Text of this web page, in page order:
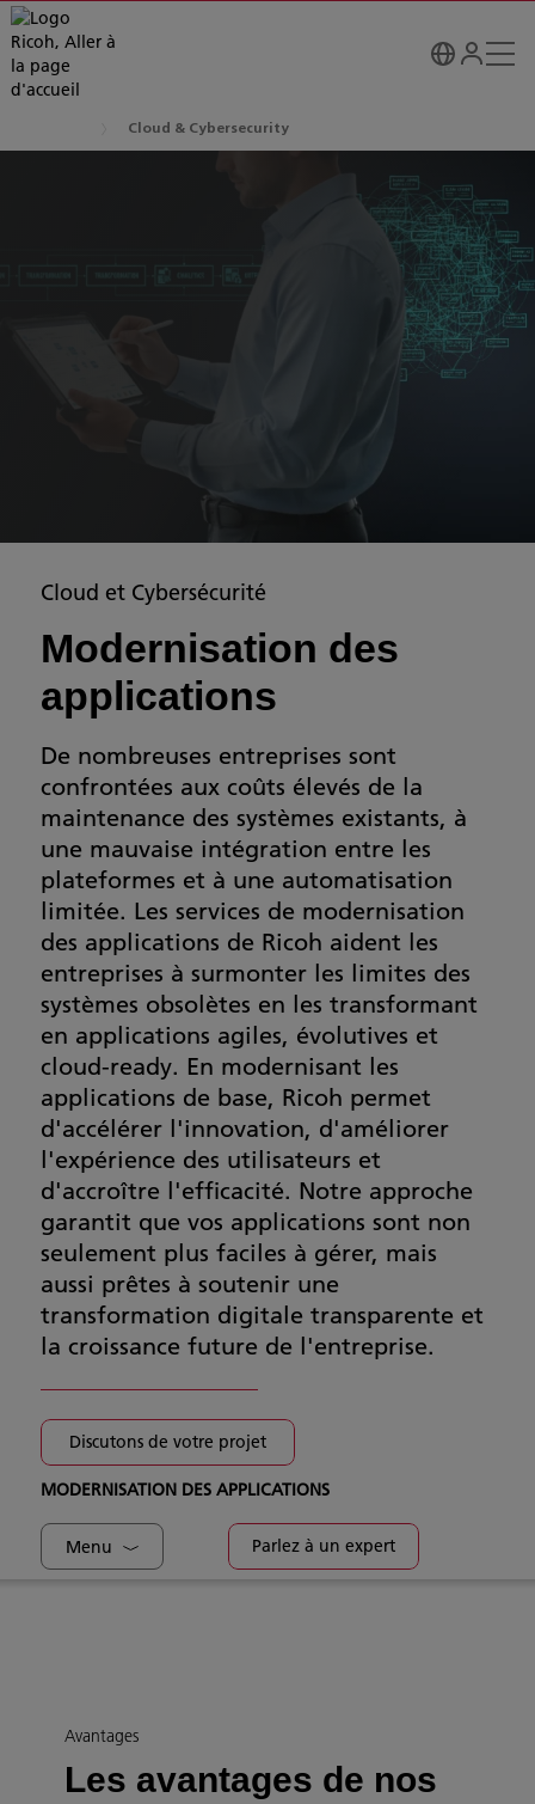
Cloud & Cybersecurity
Cloud et Cybersécurité
Modernisation des
applications
De nombreuses entreprises sont
confrontées aux coûts élevés de la
maintenance des systèmes existants, à
une mauvaise intégration entre les
plateformes et à une automatisation
limitée. Les services de modernisation
des applications de Ricoh aident les
entreprises à surmonter les limites des
systèmes obsolètes en les transformant
en applications agiles, évolutives et
cloud-ready. En modernisant les
applications de base, Ricoh permet
d'accélérer l'innovation, d'améliorer
l'expérience des utilisateurs et
d'accroître l'efficacité. Notre approche
garantit que vos applications sont non
seulement plus faciles à gérer, mais
aussi prêtes à soutenir une
transformation digitale transparente et
la croissance future de l'entreprise.
Discutons de votre projet
MODERNISATION DES APPLICATIONS
Menu Parlez à un expert
Avantages
Les avantages de nos